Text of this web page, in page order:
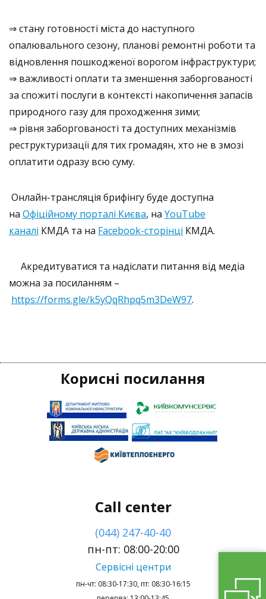
⇒ стану готовності міста до наступного
опалювального сезону, планові ремонтні роботи та
відновлення пошкодженої ворогом інфраструктури;
⇒ важливості оплати та зменшення заборгованості
за спожиті послуги в контексті накопичення запасів
природного газу для проходження зими;
⇒ рівня заборгованості та доступних механізмів
реструктуризації для тих громадян, хто не в змозі
оплатити одразу всю суму.
Онлайн-трансляція брифінгу буде доступна
на Офіційному порталі Києва, на YouTube
каналі КМДА та на Facebook-cторінці КМДА.
Акредитуватися та надіслати питання від медіа
можна за посиланням –
https://forms.gle/k5yQqRhpq5m3DeW97.
Корисні посилання
Call center
(044) 247-40-40
пн-пт: 08:00-20:00
Сервісні центри
пн-чт: 08:30-17:30, пт: 08:30-16:15